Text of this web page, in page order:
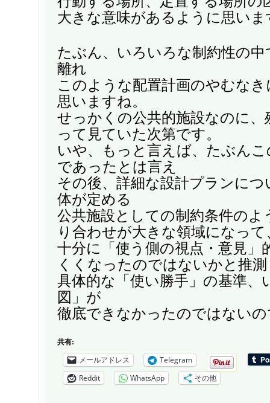
大きな意味があるように思いま
たぶん、いろいろな制約性の
離れ
このような配置計画のやむな
思いますね。
せっかくの公共的施設なのに、
って見ていた次第です。
いや、もっと言えば、たぶん
であったとは言え
その後、詳細な設計プランにつ
体が定める
公共施設としての制約条件の
り合わせが大きな領域になって
十分に「使う側の視点・意見」
くくなったのではないかと推
具体的な「使い勝手」の基準、
図」が
徹底できなかったのではない
共有:
メールアドレス
Telegram
Reddit
WhatsApp その他